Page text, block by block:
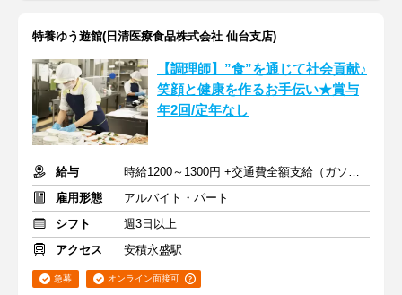
特養ゆう遊館(日清医療食品株式会社 仙台支店)
【調理師】”食”を通じて社会貢献♪
笑顔と健康を作るお手伝い★賞与
年2回/定年なし
給与
時給1200～1300円 +交通費全額支給（ガソリン代も支給）
雇用形態
アルバイト・パート
シフト
週3日以上
アクセス
安積永盛駅
急募 オンライン面接可